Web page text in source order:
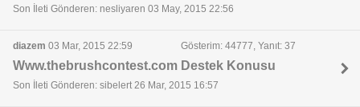
Son İleti Gönderen: nesliyaren 03 May, 2015 22:56
diazem 03 Mar, 2015 22:59 Gösterim: 44777, Yanıt: 37
Www.thebrushcontest.com Destek Konusu
Son İleti Gönderen: sibelert 26 Mar, 2015 16:57